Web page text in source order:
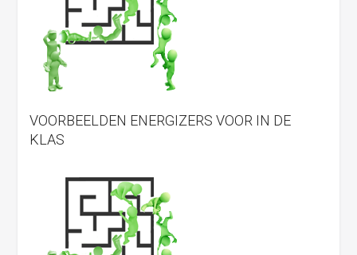
VOORBEELDEN ENERGIZERS VOOR IN DE
KLAS